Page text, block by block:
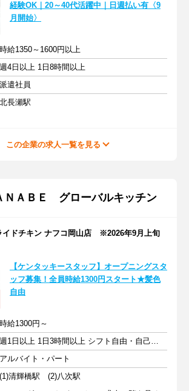
経験OK｜20～40代活躍中｜日週払い有〈9
月開始〉
時給1350～1600円以上
週4日以上 1日8時間以上
派遣社員
北長瀬駅
この企業の求人一覧を見る
ＮＡＢＥ グローバルキッチン
イドチキン ナフコ岡山店 ※2026年9月上旬
【ケンタッキースタッフ】オープニングスタ
ッフ募集！全員時給1300円スタート★髪色
自由
時給1300円～
週1日以上 1日3時間以上 シフト自由・自己申告
アルバイト・パート
(1)清輝橋駅 (2)八次駅